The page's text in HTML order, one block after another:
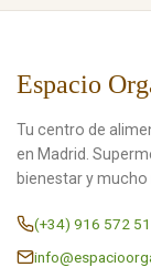
Espacio
Tu centro de
en Madrid.
bienestar y mucho
(+34) 916 572